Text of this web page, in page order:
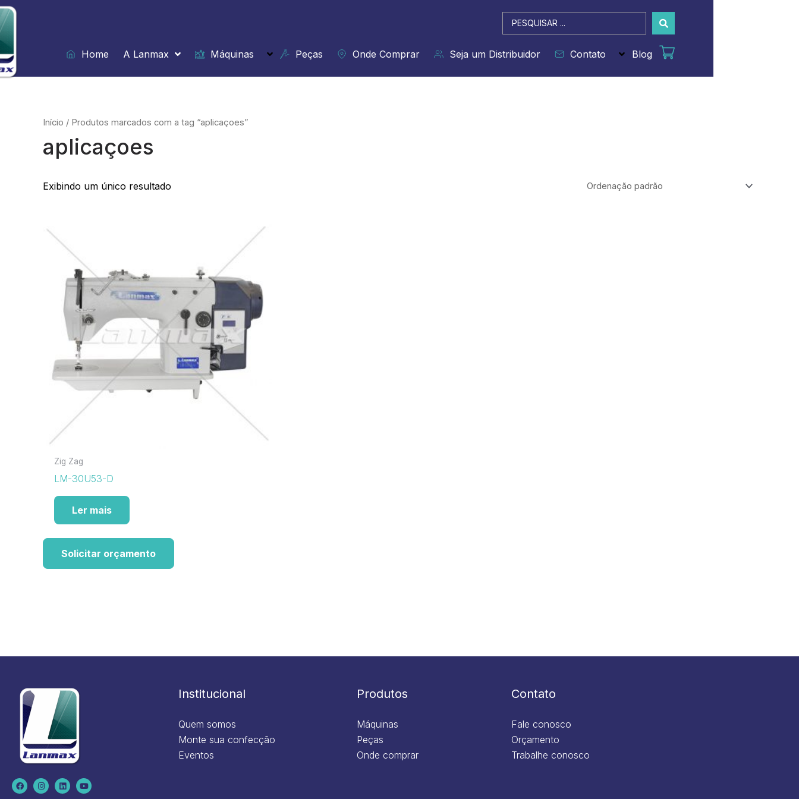
Ir
para
o
conteúdo
Pesquisar
...
Home
A Lanmax Máquinas Peças Onde Comprar Seja um Distribuidor Contato Blog
Início / Produtos marcados com a tag “aplicaçoes”
aplicaçoes
Exibindo um único resultado
Zig Zag
LM-30U53-D
Ler mais
Solicitar orçamento
F
a
c
I
n
s
L
i
n
Y
o
u
Institucional
Quem somos
Monte sua confecção
Eventos
Produtos
Máquinas
Peças
Onde comprar
Contato
Fale conosco
Orçamento
Trabalhe conosco